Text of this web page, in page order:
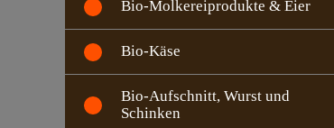
Bio-Molkereiprodukte & Eier
Bio-Käse
Bio-Aufschnitt, Wurst und
Schinken